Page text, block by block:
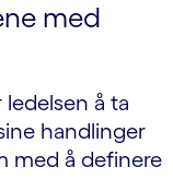
med
å ta
handlinger
med å definere